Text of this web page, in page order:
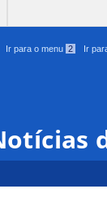
Ir para o menu 2 Ir